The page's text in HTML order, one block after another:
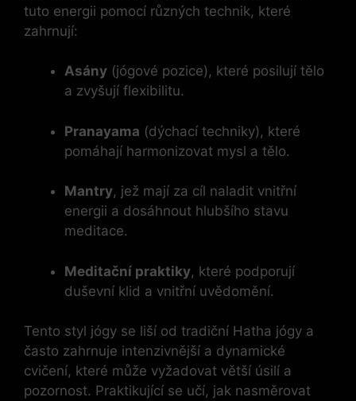
tuto energii pomocí různých technik, které
zahrnují:
Asány (jógové pozice), které posilují tělo
a zvyšují flexibilitu.
Pranayama (dýchací techniky), které
pomáhají harmonizovat mysl a tělo.
Mantry, jež mají za cíl naladit vnitřní
energii a dosáhnout hlubšího stavu
meditace.
Meditační praktiky, které podporují
duševní klid a vnitřní uvědomění.
Tento styl jógy se liší od tradiční Hatha jógy a
často zahrnuje intenzivnější a dynamické
cvičení, které může vyžadovat větší úsilí a
pozornost. Praktikující se učí, jak nasměrovat